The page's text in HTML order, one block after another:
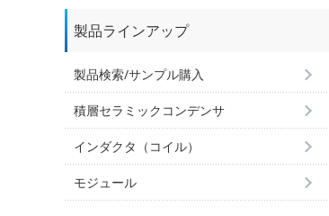
製品ラインアップ
製品検索/サンプル購入
積層セラミックコンデンサ
インダクタ（コイル）
モジュール